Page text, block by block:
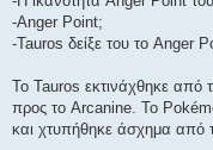
-Anger Point;
-Tauros δείξε του το Anger
To Tauros εκτινάχθηκε από
προς το Arcanine. To
και χτυπήθηκε άσχημα από